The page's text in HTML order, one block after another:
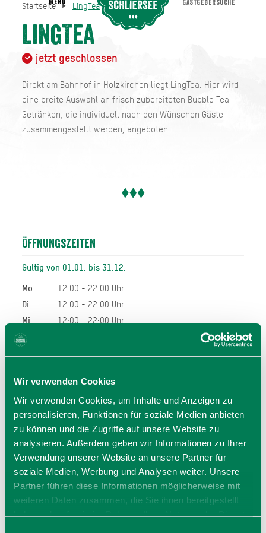
Wir verwenden Cookies
Wir verwenden Cookies, um Inhalte und Anzeigen zu
personalisieren, Funktionen für soziale Medien anbieten
zu können und die Zugriffe auf unsere Website zu
analysieren. Außerdem geben wir Informationen zu Ihrer
Verwendung unserer Website an unsere Partner für
soziale Medien, Werbung und Analysen weiter. Unsere
Partner führen diese Informationen möglicherweise mit
weiteren Daten zusammen, die Sie ihnen bereitgestellt
haben oder die sie im Rahmen Ihrer Nutzung der Dienste
Startseite LingTea
LingTea
jetzt geschlossen
Direkt am Bahnhof in Holzkirchen liegt LingTea. Hier wird
eine breite Auswahl an frisch zubereiteten Bubble Tea
Getränken, die individuell nach den Wünschen Gäste
zusammengestellt werden, angeboten.
Öffnungszeiten
Gültig von 01.01. bis 31.12.
Mo
12:00 - 22:00 Uhr
Di
12:00 - 22:00 Uhr
Mi
12:00 - 22:00 Uhr
Do
Bei den hier angegeben Öffnungszeiten handelt es sich
um die regulären Öffnungszeiten.
Kurzfristige Änderungen sowie Urlaubszeiten erfahren Sie
auf der Homepage des Anbieters (siehe Link) oder
telefonisch unter der angegebenen Telefonnummer!
Wir bitten um Verständnis.
Startseite LingTea
MENU GASTGEBERSUCHE